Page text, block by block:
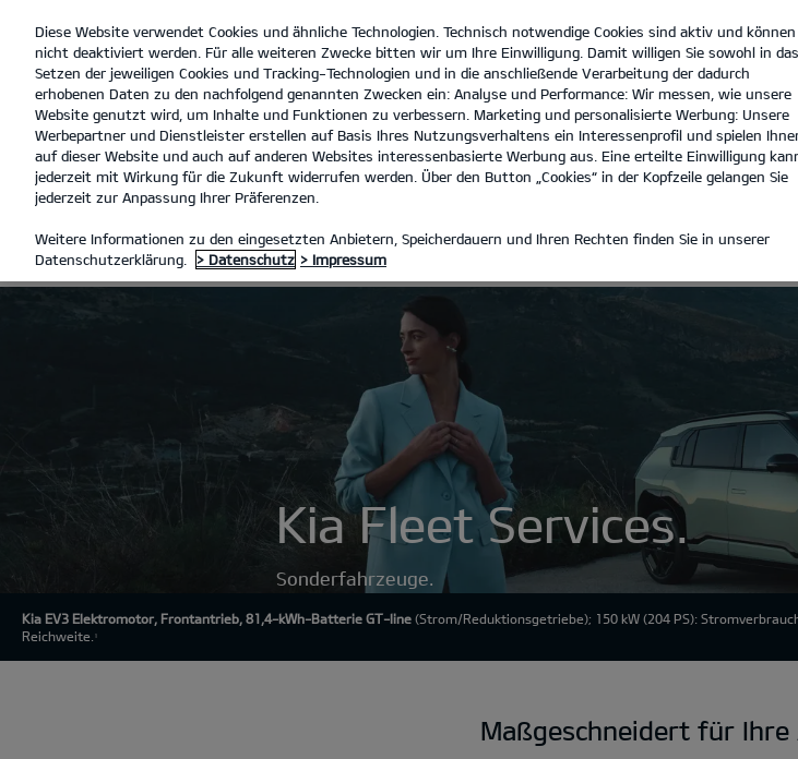
open
menu
Autohaus Gotthard König GmbH Tel. :
SONDERFAHRZEUGE
SONDERFAHRZEUGE
Kia Fleet Services.
Sonderfahrzeuge.
Kia EV3 Elektromotor, Frontantrieb, 81,4-kWh-Batterie GT-line (Strom/Reduktionsgetriebe); 150 kW (204 PS):
Reichweite.
1
Maßgeschneidert für
Diese Website verwendet Cookies und ähnliche Technologien. Technisch notwendige Cookies sind aktiv und können
nicht deaktiviert werden. Für alle weiteren Zwecke bitten wir um Ihre Einwilligung. Damit willigen Sie sowohl in das
Setzen der jeweiligen Cookies und Tracking-Technologien und in die anschließende Verarbeitung der dadurch
erhobenen Daten zu den nachfolgend genannten Zwecken ein: Analyse und Performance: Wir messen, wie unsere
Website genutzt wird, um Inhalte und Funktionen zu verbessern. Marketing und personalisierte Werbung: Unsere
Werbepartner und Dienstleister erstellen auf Basis Ihres Nutzungsverhaltens ein Interessenprofil und spielen
auf dieser Website und auch auf anderen Websites interessenbasierte Werbung aus. Eine erteilte Einwilligung
jederzeit mit Wirkung für die Zukunft widerrufen werden. Über den Button „Cookies“ in der Kopfzeile gelangen Sie
jederzeit zur Anpassung Ihrer Präferenzen.
Weitere Informationen zu den eingesetzten Anbietern, Speicherdauern und Ihren Rechten finden Sie in unserer
Datenschutzerklärung.
> Datenschutz > Impressum